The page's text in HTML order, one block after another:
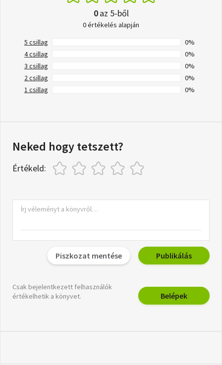
0az 5-ből
0 értékelés alapján
5 csillag
0%
4 csillag
0%
3 csillag
0%
2 csillag
0%
1 csillag
0%
Neked hogy tetszett?
Értékeld:
Piszkozat mentése Publikálás
Csak bejelentkezett felhasználók
értékelhetik a könyvet.
Belépek